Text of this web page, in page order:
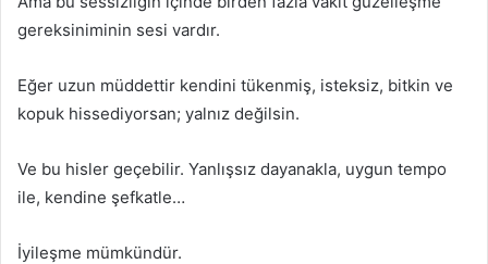
gereksiniminin sesi vardır.
Eğer uzun müddettir kendini tükenmiş, isteksiz, bitkin ve
kopuk hissediyorsan; yalnız değilsin.
Ve bu hisler geçebilir. Yanlışsız dayanakla, uygun tempo
ile, kendine şefkatle…
İyileşme mümkündür.